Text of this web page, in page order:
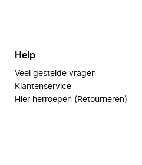
Help
Veel gestelde vragen
Klantenservice
Hier herroepen (Retourneren)